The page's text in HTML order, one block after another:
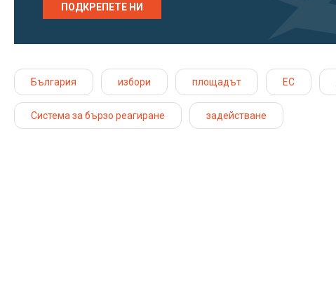
ПОДКРЕПЕТЕ НИ
България избори площадът ЕС
Система за бързо реагиране задействане